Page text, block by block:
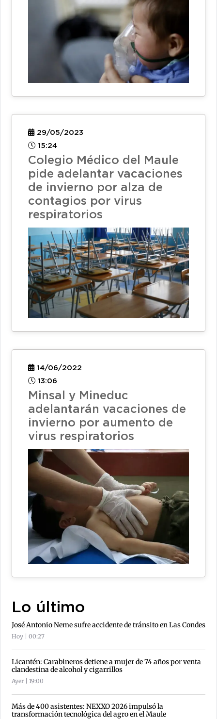
29/05/2023
15:24
Colegio Médico del Maule
pide adelantar vacaciones
de invierno por alza de
contagios por virus
respiratorios
14/06/2022
13:06
Minsal y Mineduc
adelantarán vacaciones de
invierno por aumento de
virus respiratorios
Lo último
José Antonio Neme sufre accidente de tránsito en Las Condes
Hoy | 00:27
Licantén: Carabineros detiene a mujer de 74 años por venta
clandestina de alcohol y cigarrillos
Ayer | 19:00
Más de 400 asistentes: NEXXO 2026 impulsó la
transformación tecnológica del agro en el Maule